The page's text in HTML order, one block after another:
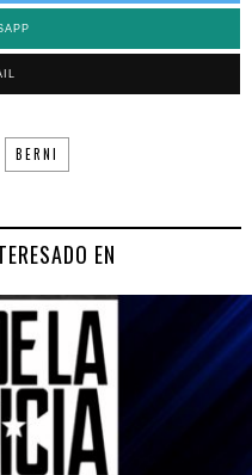
BERNI
EN